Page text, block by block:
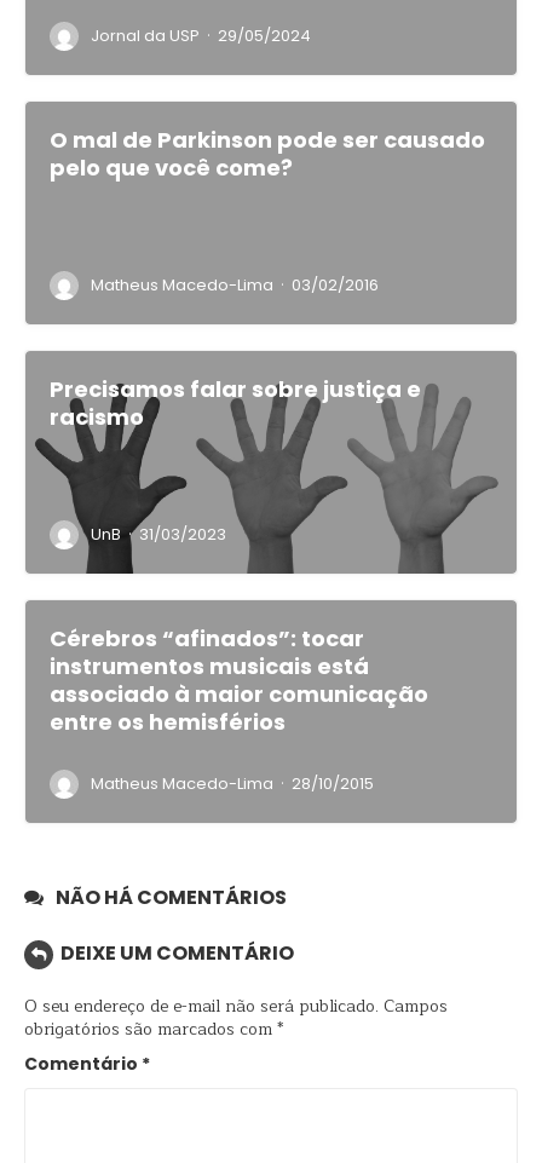
Jornal da USP · 29/05/2024
O mal de Parkinson pode ser causado
pelo que você come?
Matheus Macedo-Lima · 03/02/2016
Precisamos falar sobre justiça e
racismo
UnB · 31/03/2023
Cérebros “afinados”: tocar
instrumentos musicais está
associado à maior comunicação
entre os hemisférios
Matheus Macedo-Lima · 28/10/2015
NÃO HÁ COMENTÁRIOS
DEIXE UM COMENTÁRIO
O seu endereço de e-mail não será publicado. Campos
obrigatórios são marcados com*
Comentário *